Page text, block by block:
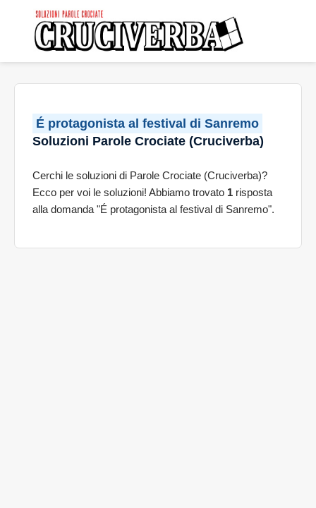
É protagonista al festival di Sanremo
Soluzioni Parole Crociate (Cruciverba)
Cerchi le soluzioni di Parole Crociate (Cruciverba)?
Ecco per voi le soluzioni! Abbiamo trovato 1 risposta
alla domanda "É protagonista al festival di Sanremo".